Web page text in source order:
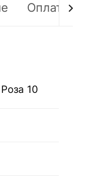
Оплата
10